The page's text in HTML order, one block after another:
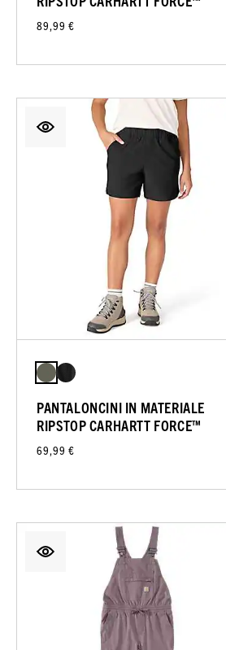
89,99 €
PANTALONCINI IN MATERIALE
RIPSTOP CARHARTT FORCE™
69,99 €